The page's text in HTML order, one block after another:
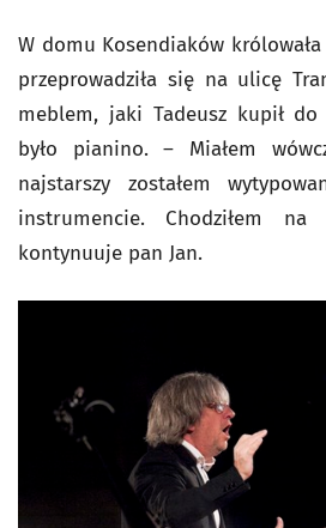
W domu Kosendiaków
przeprowadziła się na ulicę
meblem, jaki Tadeusz kupił
było pianino. – Miałem
najstarszy zostałem
instrumencie. Chodziłem
kontynuuje pan Jan.